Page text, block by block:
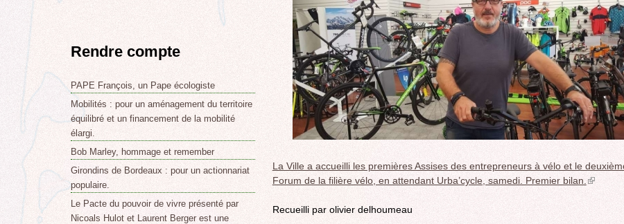
ROCADE VDO
La Ville a accueilli les premières Assises des entrepreneurs à vélo et le
Forum de la filière vélo, en attendant Urba’cycle, samedi. Premier bilan. (link
Recueilli par olivier delhoumeau
Rendre compte
PAPE François, un Pape écologiste
Mobilités : pour un aménagement du territoire
équilibré et un financement de la mobilité
élargi.
Bob Marley, hommage et remember
Girondins de Bordeaux : pour un actionnariat
populaire.
Le Pacte du pouvoir de vivre présenté par
Nicoals Hulot et Laurent Berger est une